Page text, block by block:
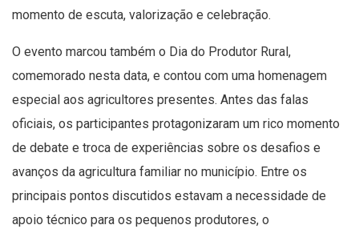
momento de escuta, valorização e celebração.
O evento marcou também o Dia do Produtor Rural,
comemorado nesta data, e contou com uma homenagem
especial aos agricultores presentes. Antes das falas
oficiais, os participantes protagonizaram um rico momento
de debate e troca de experiências sobre os desafios e
avanços da agricultura familiar no município. Entre os
principais pontos discutidos estavam a necessidade de
apoio técnico para os pequenos produtores, o